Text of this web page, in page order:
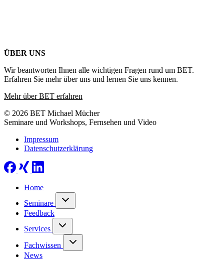
ÜBER UNS
Wir beantworten Ihnen alle wichtigen Fragen rund um BET.
Erfahren Sie mehr über uns und lernen Sie uns kennen.
Mehr über BET erfahren
© 2026 BET Michael Mücher
Seminare und Workshops, Fernsehen und Video
Impressum
Datenschutzerklärung
Home
Seminare
Feedback
Services
Fachwissen
News